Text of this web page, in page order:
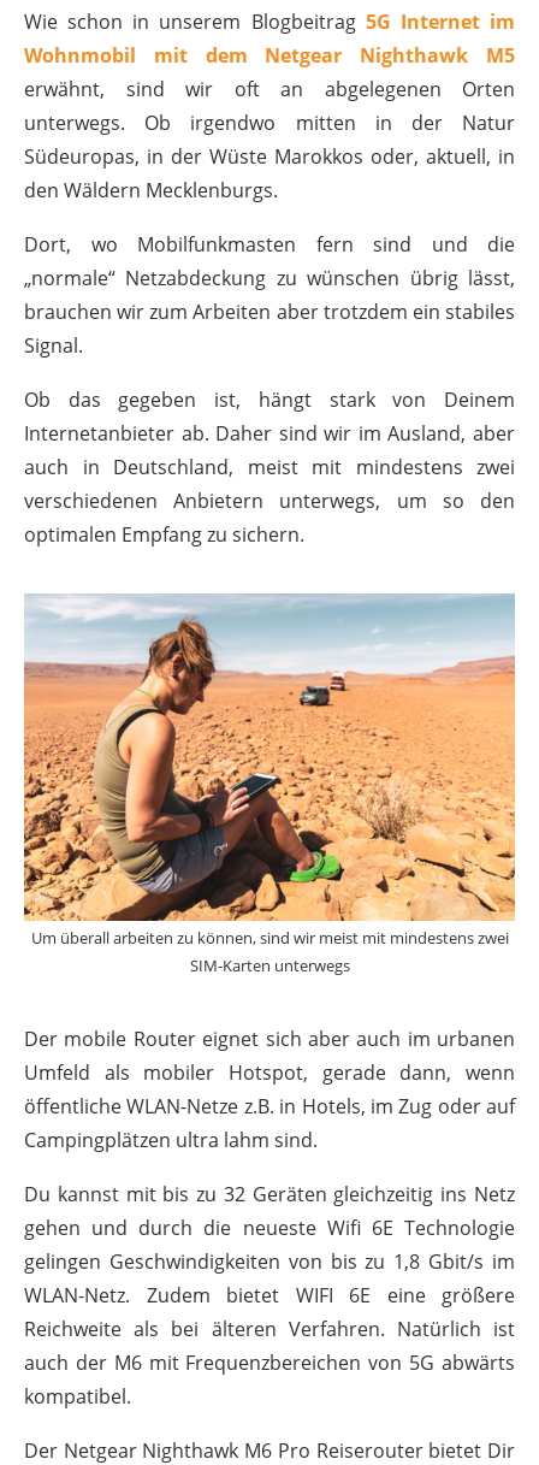
Wie schon in unserem Blogbeitrag 5G Internet im
Wohnmobil mit dem Netgear Nighthawk M5
erwähnt, sind wir oft an abgelegenen Orten
unterwegs. Ob irgendwo mitten in der Natur
Südeuropas, in der Wüste Marokkos oder, aktuell, in
den Wäldern Mecklenburgs.
Dort, wo Mobilfunkmasten fern sind und die
„normale“ Netzabdeckung zu wünschen übrig lässt,
brauchen wir zum Arbeiten aber trotzdem ein stabiles
Signal.
Ob das gegeben ist, hängt stark von Deinem
Internetanbieter ab. Daher sind wir im Ausland, aber
auch in Deutschland, meist mit mindestens zwei
verschiedenen Anbietern unterwegs, um so den
optimalen Empfang zu sichern.
Um überall arbeiten zu können, sind wir meist mit mindestens zwei
SIM-Karten unterwegs
Der mobile Router eignet sich aber auch im urbanen
Umfeld als mobiler Hotspot, gerade dann, wenn
öffentliche WLAN-Netze z.B. in Hotels, im Zug oder auf
Campingplätzen ultra lahm sind.
Du kannst mit bis zu 32 Geräten gleichzeitig ins Netz
gehen und durch die neueste Wifi 6E Technologie
gelingen Geschwindigkeiten von bis zu 1,8 Gbit/s im
WLAN-Netz. Zudem bietet WIFI 6E eine größere
Reichweite als bei älteren Verfahren. Natürlich ist
auch der M6 mit Frequenzbereichen von 5G abwärts
kompatibel.
Der Netgear Nighthawk M6 Pro Reiserouter bietet Dir